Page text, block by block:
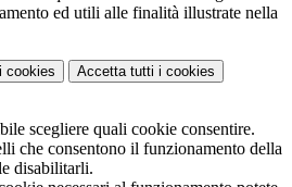
ed utili alle finalità illustrate nella
i cookies Accetta tutti i cookies
scegliere quali cookie consentire.
che consentono il funzionamento della
disabilitarli.